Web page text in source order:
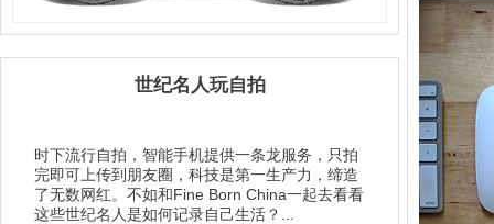
世纪名人玩自拍
时下流行自拍，智能手机提供一条龙服务，只拍
完即可上传到朋友圈，科技是第一生产力，缔造
了无数网红。不如和Fine Born China一起去看看
这些世纪名人是如何记录自己生活？...